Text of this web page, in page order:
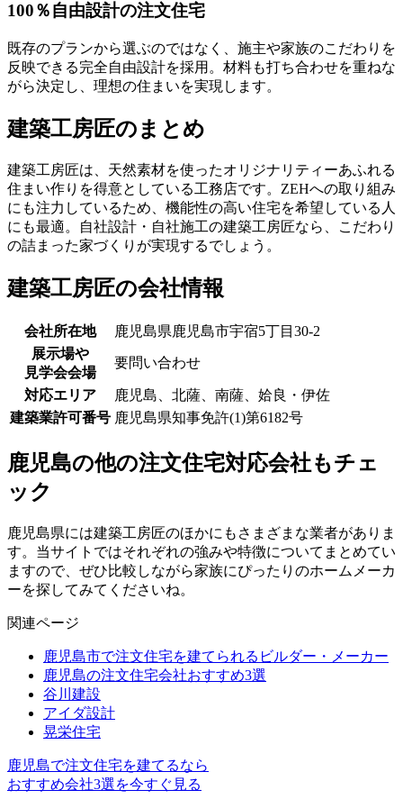
100％自由設計の注文住宅
既存のプランから選ぶのではなく、施主や家族のこだわりを
反映できる完全自由設計を採用。材料も打ち合わせを重ねな
がら決定し、理想の住まいを実現します。
建築工房匠のまとめ
建築工房匠は、天然素材を使ったオリジナリティーあふれる
住まい作りを得意としている工務店です。ZEHへの取り組み
にも注力しているため、機能性の高い住宅を希望している人
にも最適。自社設計・自社施工の建築工房匠なら、こだわり
の詰まった家づくりが実現するでしょう。
建築工房匠の会社情報
会社所在地
鹿児島県鹿児島市宇宿5丁目30-2
展示場や
見学会会場
要問い合わせ
対応エリア
鹿児島、北薩、南薩、姶良・伊佐
建築業許可番号 鹿児島県知事免許(1)第6182号
鹿児島の他の注文住宅対応会社もチェ
ック
鹿児島県には建築工房匠のほかにもさまざまな業者がありま
す。当サイトではそれぞれの強みや特徴についてまとめてい
ますので、ぜひ比較しながら家族にぴったりのホームメーカ
ーを探してみてくださいね。
関連ページ
鹿児島市で注文住宅を建てられるビルダー・メーカー
鹿児島の注文住宅会社おすすめ3選
谷川建設
アイダ設計
晃栄住宅
鹿児島で注文住宅を建てるなら
おすすめ会社3選を今すぐ見る